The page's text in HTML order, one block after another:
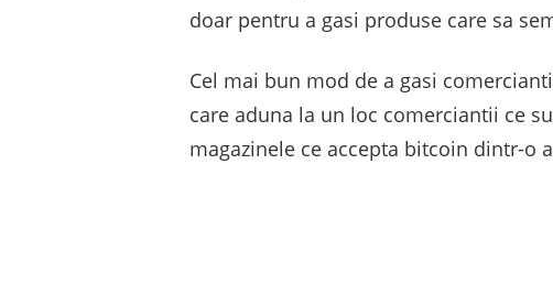
doar pentru a gasi produse care sa
Cel mai bun mod de a gasi
care aduna la un loc comerciantii ce
magazinele ce accepta bitcoin dintr-o